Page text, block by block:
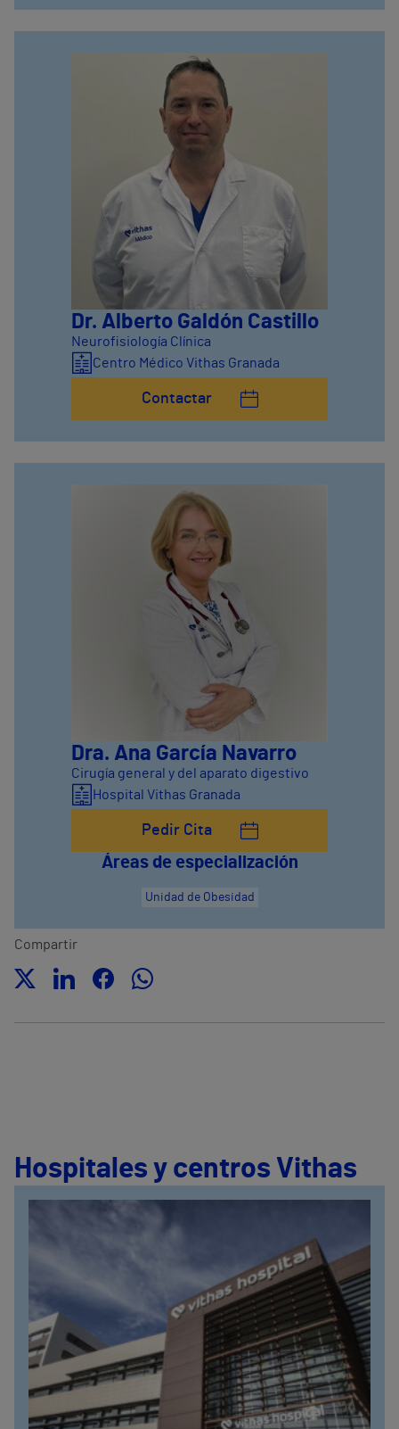
Dr. Alberto Galdón Castillo
Neurofisiología Clínica
Centro Médico Vithas Granada
Contactar
Dra. Ana García Navarro
Cirugía general y del aparato digestivo
Hospital Vithas Granada
Pedir Cita
Áreas de especialización
Unidad de Obesidad
Compartir
Hospitales y centros Vithas